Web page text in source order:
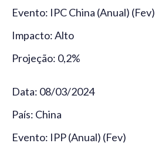
Evento: IPC China (Anual) (Fev)
Impacto: Alto
Projeção: 0,2%
Data: 08/03/2024
País: China
Evento: IPP (Anual) (Fev)